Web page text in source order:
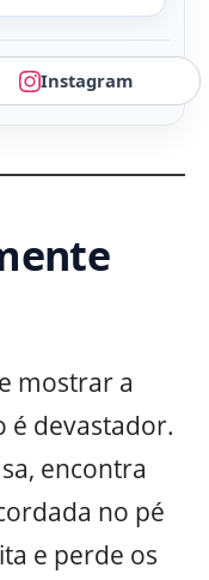
Instagram
mostrar a
é devastador.
encontra
no pé
e perde os